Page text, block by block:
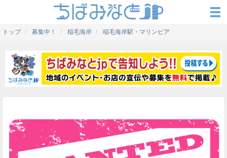
トップ 募集中！ 稲毛海岸 稲毛海岸駅・マリンピア